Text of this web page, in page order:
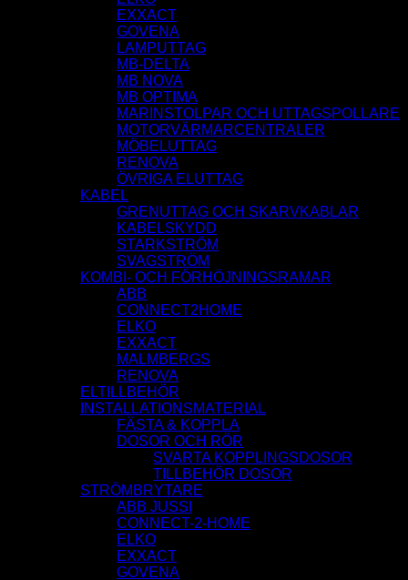
EXXACT
GOVENA
LAMPUTTAG
MB-DELTA
MB NOVA
MB OPTIMA
MARINSTOLPAR OCH UTTAGSPOLLARE
MOTORVÄRMARCENTRALER
MÖBELUTTAG
RENOVA
ÖVRIGA ELUTTAG
KABEL
GRENUTTAG OCH SKARVKABLAR
KABELSKYDD
STARKSTRÖM
SVAGSTRÖM
KOMBI- OCH FÖRHÖJNINGSRAMAR
ABB
CONNECT2HOME
ELKO
EXXACT
MALMBERGS
RENOVA
ELTILLBEHÖR
INSTALLATIONSMATERIAL
FÄSTA & KOPPLA
DOSOR OCH RÖR
SVARTA KOPPLINGSDOSOR
TILLBEHÖR DOSOR
STRÖMBRYTARE
ABB JUSSI
CONNECT-2-HOME
ELKO
EXXACT
GOVENA